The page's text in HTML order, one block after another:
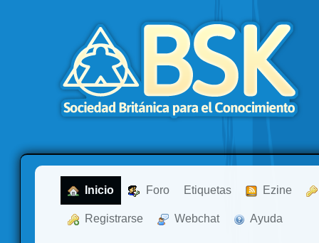
Inicio Foro Etiquetas Ezine
Registrarse Webchat Ayuda